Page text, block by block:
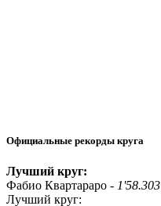
Официальные рекорды круга
Лучший круг:
Фабио Квартараро - 1'58.303
Лучший круг: